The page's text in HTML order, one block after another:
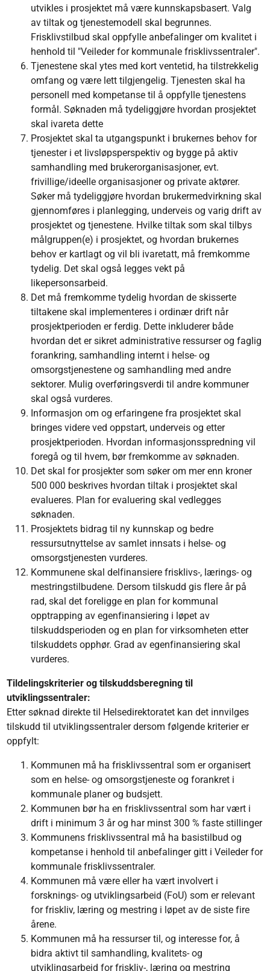
utvikles i prosjektet må være kunnskapsbasert. Valg
av tiltak og tjenestemodell skal begrunnes.
Frisklivstilbud skal oppfylle anbefalinger om kvalitet i
henhold til "Veileder for kommunale frisklivssentraler".
Tjenestene skal ytes med kort ventetid, ha tilstrekkelig
omfang og være lett tilgjengelig. Tjenesten skal ha
personell med kompetanse til å oppfylle tjenestens
formål. Søknaden må tydeliggjøre hvordan prosjektet
skal ivareta dette
Prosjektet skal ta utgangspunkt i brukernes behov for
tjenester i et livsløpsperspektiv og bygge på aktiv
samhandling med brukerorganisasjoner, evt.
frivillige/ideelle organisasjoner og private aktører.
Søker må tydeliggjøre hvordan brukermedvirkning skal
gjennomføres i planlegging, underveis og varig drift av
prosjektet og tjenestene. Hvilke tiltak som skal tilbys
målgruppen(e) i prosjektet, og hvordan brukernes
behov er kartlagt og vil bli ivaretatt, må fremkomme
tydelig. Det skal også legges vekt på
likepersonsarbeid.
Det må fremkomme tydelig hvordan de skisserte
tiltakene skal implementeres i ordinær drift når
prosjektperioden er ferdig. Dette inkluderer både
hvordan det er sikret administrative ressurser og faglig
forankring, samhandling internt i helse- og
omsorgstjenestene og samhandling med andre
sektorer. Mulig overføringsverdi til andre kommuner
skal også vurderes.
Informasjon om og erfaringene fra prosjektet skal
bringes videre ved oppstart, underveis og etter
prosjektperioden. Hvordan informasjonsspredning vil
foregå og til hvem, bør fremkomme av søknaden.
Det skal for prosjekter som søker om mer enn kroner
500 000 beskrives hvordan tiltak i prosjektet skal
evalueres. Plan for evaluering skal vedlegges
søknaden.
Prosjektets bidrag til ny kunnskap og bedre
ressursutnyttelse av samlet innsats i helse- og
omsorgstjenesten vurderes.
Kommunene skal delfinansiere frisklivs-, lærings- og
mestringstilbudene. Dersom tilskudd gis flere år på
rad, skal det foreligge en plan for kommunal
opptrapping av egenfinansiering i løpet av
tilskuddsperioden og en plan for virksomheten etter
tilskuddets opphør. Grad av egenfinansiering skal
vurderes.
Tildelingskriterier og tilskuddsberegning til
utviklingssentraler:
Etter søknad direkte til Helsedirektoratet kan det innvilges
tilskudd til utviklingssentraler dersom følgende kriterier er
oppfylt:
Kommunen må ha frisklivssentral som er organisert
som en helse- og omsorgstjeneste og forankret i
kommunale planer og budsjett.
Kommunen bør ha en frisklivssentral som har vært i
drift i minimum 3 år og har minst 300 % faste stillinger
Kommunens frisklivssentral må ha basistilbud og
kompetanse i henhold til anbefalinger gitt i Veileder for
kommunale frisklivssentraler.
Kommunen må være eller ha vært involvert i
forsknings- og utviklingsarbeid (FoU) som er relevant
for friskliv, læring og mestring i løpet av de siste fire
årene.
Kommunen må ha ressurser til, og interesse for, å
bidra aktivt til samhandling, kvalitets- og
utviklingsarbeid for friskliv-, læring og mestring